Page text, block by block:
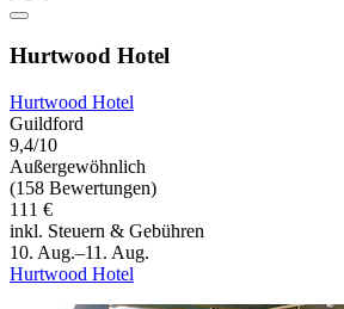
Hurtwood Hotel
Hurtwood Hotel
Guildford
9,4/10
Außergewöhnlich
(158 Bewertungen)
111 €
inkl. Steuern & Gebühren
10. Aug.–11. Aug.
Hurtwood Hotel